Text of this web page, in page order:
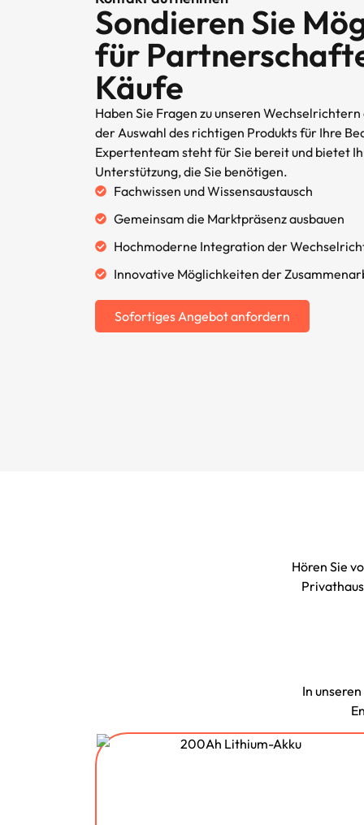
Sondieren Sie
für
Käufe
Haben Sie Fragen zu unseren
der Auswahl des richtigen Produkts für Ihre
Expertenteam steht für Sie bereit und bietet
Unterstützung, die Sie benötigen.
Fachwissen und Wissensaustausch
Gemeinsam die Marktpräsenz ausbauen
Hochmoderne Integration der
Innovative Möglichkeiten der
Sofortiges Angebot anfordern
Hören Sie
In